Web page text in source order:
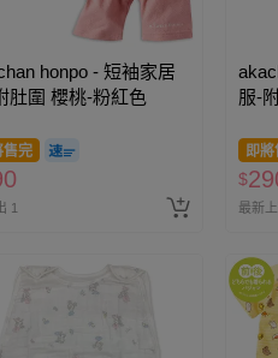
honpo - 短袖家居
肚圍 櫻桃-粉紅色
售完
1
服-
即將
$
最新